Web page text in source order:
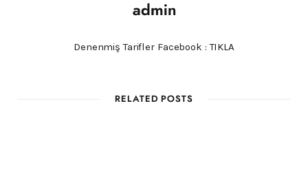
admin
Denenmiş Tarifler Facebook :TIKLA
RELATED POSTS